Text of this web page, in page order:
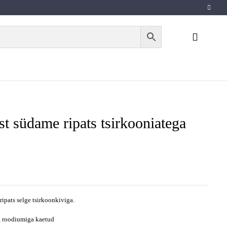
südame ripats tsirkooniatega
selge tsirkoonkiviga.
kaetud